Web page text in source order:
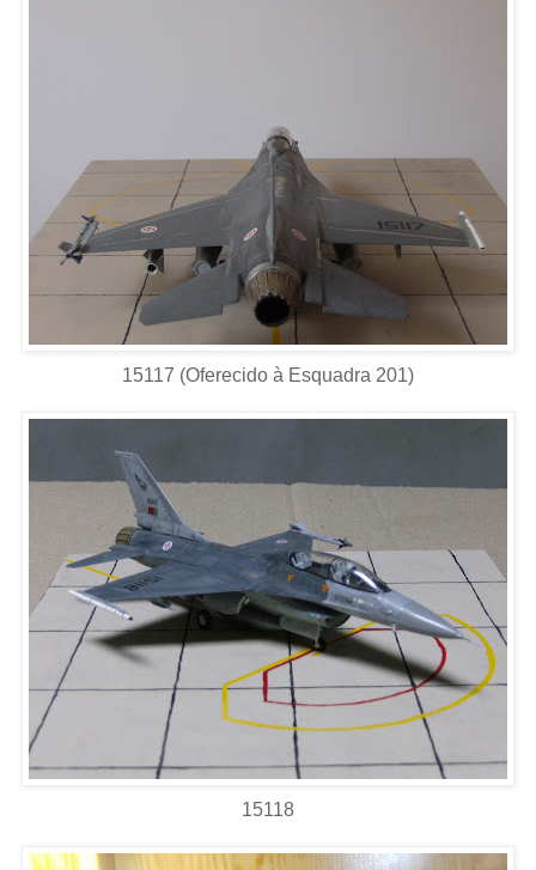
15117 (Oferecido à Esquadra 201)
15118